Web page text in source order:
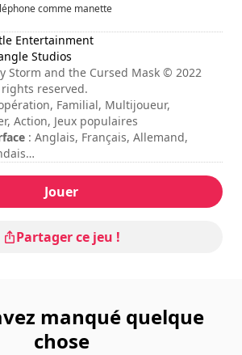
comme manette
Entertainment
Studios
Storm and the Cursed Mask © 2022
rights reserved.
Familial, Multijoueur,
Action, Jeux populaires
: Anglais, Français, Allemand,
: Local, Coopération, 2 Joueurs
indiquées dans les options du jeu.
Jouer
Partager ce jeu !
manqué quelque
chose